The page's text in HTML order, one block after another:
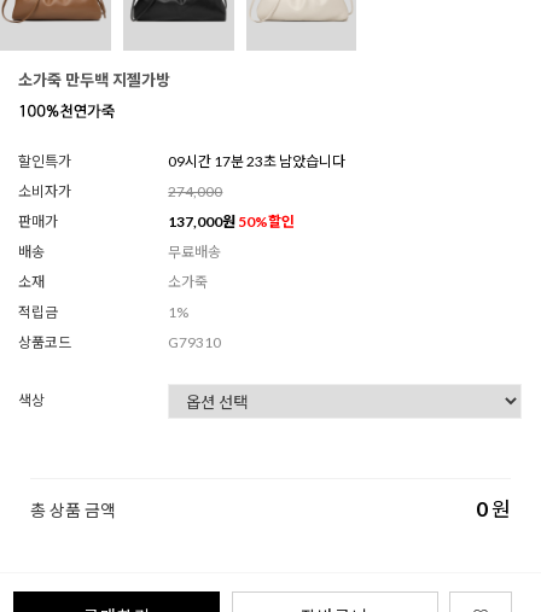
소가죽 만두백 지젤가방
할인특가
09시간 17분 21초 남았습니다
소비자가
274,000
판매가
137,000원 50%할인
배송
무료배송
소재
소가죽
적립금
1%
상품코드
G79310
색상
총 상품 금액 0원